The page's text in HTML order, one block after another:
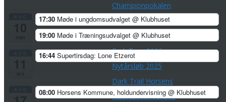
Championpokalen
Divisionsturneringen
Klubmesterskaber
Park Tour 2026
Nytårsløb 2025
Dark Trail Horsens
Klubfest for voksne
17:30 Møde i ungdomsudvalget @ Klubhuset
19:00 Møde i Træningsudvalget @ Klubhuset
16:44 Supertirsdag: Lone Etzerot
08:00 Horsens Kommune, holdundervisning @ Klubhuset